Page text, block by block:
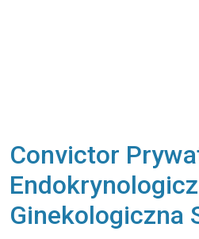
Convictor
Ginekologiczna